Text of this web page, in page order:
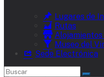
Lugares de
Rutas
Alojamientos
Museo del
Sede Electrónica